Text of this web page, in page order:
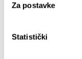
Za postavke
Statistički
STUPA NA